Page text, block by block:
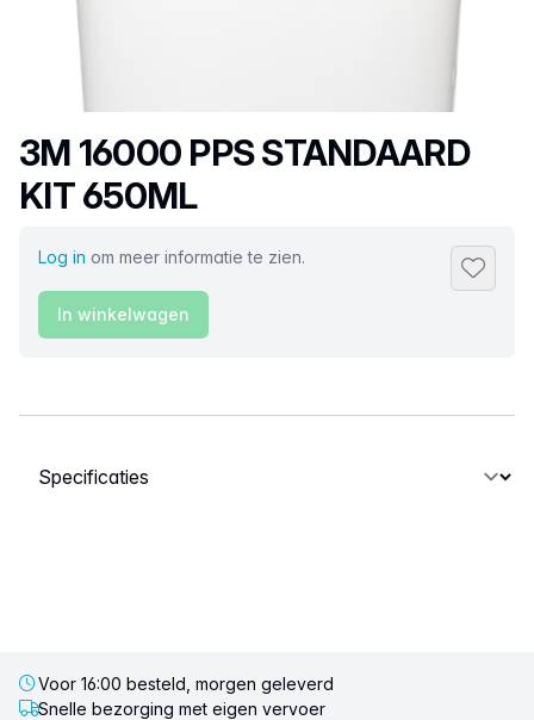
Productnaam
3M 16000 PPS STANDAARD
KIT 650ML
Log in om meer informatie te zien.
In winkelwagen
Selecteer een tabblad
Voor 16:00 besteld, morgen geleverd
Snelle bezorging met eigen vervoer